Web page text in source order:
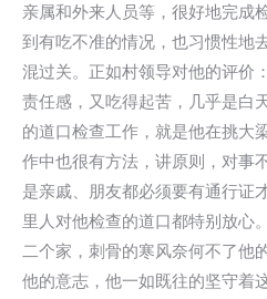
亲属和外来人员等，很好地完成
到有吃不准的情况，也习惯性地
混过关。正如村领导对他的评价
责任感，又吃得起苦，几乎是白
的道口检查工作，就是他在挑大
作中也很有方法，讲原则，对事
是亲戚、朋友都必须要有通行证
里人对他检查的道口都特别放心
二个家，刺骨的寒风奈何不了他
他的意志，他一如既往的坚守着